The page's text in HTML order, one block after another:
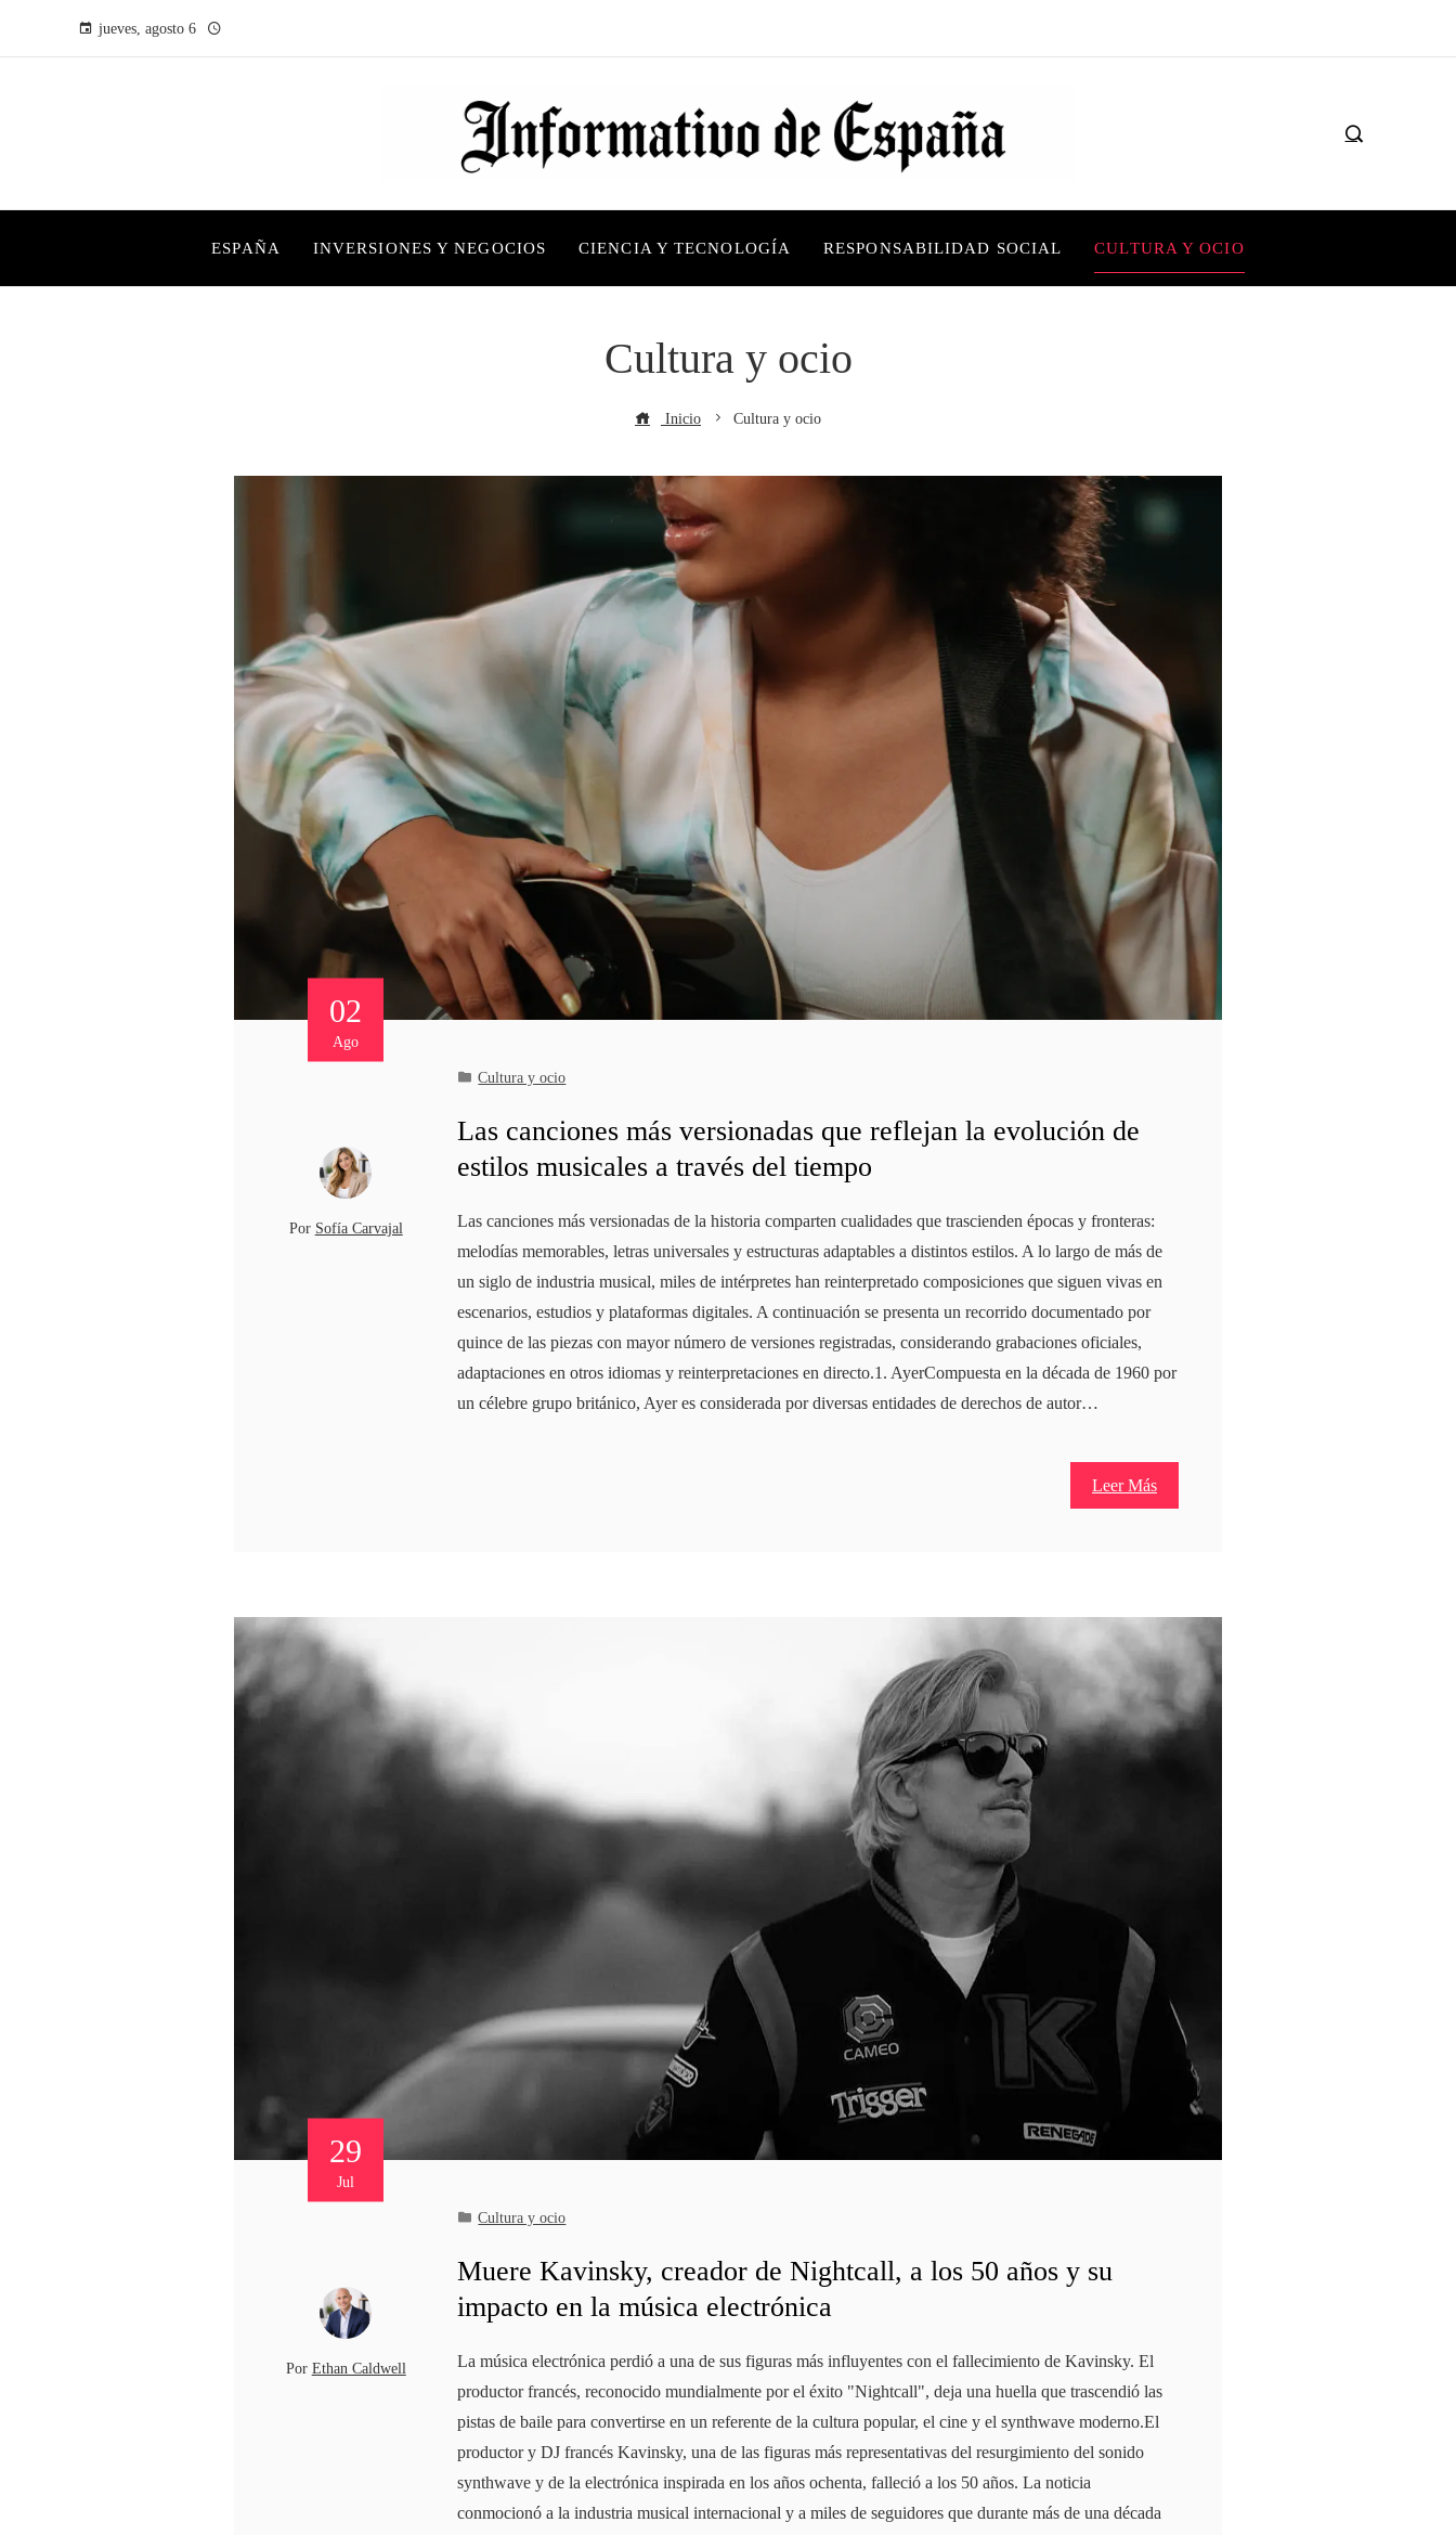
jueves, agosto 6
ESPAÑA INVERSIONES Y NEGOCIOS CIENCIA Y TECNOLOGÍA RESPONSABILIDAD SOCIAL CULTURA Y OCIO
Cultura y ocio
Inicio Cultura y ocio
02
Ago
Por Sofía Carvajal
Cultura y ocio
Las canciones más versionadas que reflejan la evolución de
estilos musicales a través del tiempo
Las canciones más versionadas de la historia comparten cualidades que trascienden épocas y fronteras:
melodías memorables, letras universales y estructuras adaptables a distintos estilos. A lo largo de más de
un siglo de industria musical, miles de intérpretes han reinterpretado composiciones que siguen vivas en
escenarios, estudios y plataformas digitales. A continuación se presenta un recorrido documentado por
quince de las piezas con mayor número de versiones registradas, considerando grabaciones oficiales,
adaptaciones en otros idiomas y reinterpretaciones en directo.1. AyerCompuesta en la década de 1960 por
un célebre grupo británico, Ayer es considerada por diversas entidades de derechos de autor…
Leer Más
29
Jul
Por Ethan Caldwell
Cultura y ocio
Muere Kavinsky, creador de Nightcall, a los 50 años y su
impacto en la música electrónica
La música electrónica perdió a una de sus figuras más influyentes con el fallecimiento de Kavinsky. El
productor francés, reconocido mundialmente por el éxito "Nightcall", deja una huella que trascendió las
pistas de baile para convertirse en un referente de la cultura popular, el cine y el synthwave moderno.El
productor y DJ francés Kavinsky, una de las figuras más representativas del resurgimiento del sonido
synthwave y de la electrónica inspirada en los años ochenta, falleció a los 50 años. La noticia
conmocionó a la industria musical internacional y a miles de seguidores que durante más de una década